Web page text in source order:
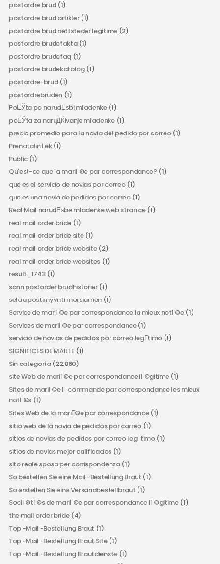
postordre brud(1)
postordre brud artikler(1)
postordre brud nettsteder legitime(2)
postordre brudefakta(1)
postordre brudefaq (1)
postordre brudekatalog(1)
postordre-brud(1)
postordrebruden (1)
PoЕЎta po narudЕѕbi mladenke(1)
poЕЎta za naruДЌivanje mladenke(1)
precio promedio para la novia del pedido por correo(1)
Prenatalin Lek(1)
Public(1)
Qu'est-ce que la mariГ©e par correspondance? (1)
que es el servicio de novias por correo(1)
que es una novia de pedidos por correo(1)
Real Mail narudЕѕbe mladenke web stranice(1)
real mail order bride (1)
real mail order bride site(1)
real mail order bride website(2)
real mail order bride websites (1)
result_1743(1)
sann postorder brudhistorier(1)
selaa postimyynti morsiamen (1)
Service de mariГ©e par correspondance la mieux notГ©e(1)
Services de mariГ©e par correspondance(1)
servicio de novias de pedidos por correo legГ­timo(1)
SIGNIFICES DE MAILLE (1)
Sin categoría(22.860)
site Web de mariГ©e par correspondance lГ©gitime(1)
Sites de mariГ©e Г commande par correspondance les mieux
notГ©s(1)
Sites Web de la mariГ©e par correspondance(1)
sitio web de la novia de pedidos por correo(1)
sitios de novias de pedidos por correo legГ­timo(1)
sitios de novias mejor calificados(1)
sito reale sposa per corrispondenza(1)
So bestellen Sie eine Mail -Bestellung Braut (1)
So erstellen Sie eine Versandbestellbraut (1)
SociГ©tГ©s de mariГ©e par correspondance lГ©gitime(1)
the mail order bride(4)
Top -Mail -Bestellung Braut (1)
Top -Mail -Bestellung Braut Site(1)
Top -Mail -Bestellung Brautdienste(1)